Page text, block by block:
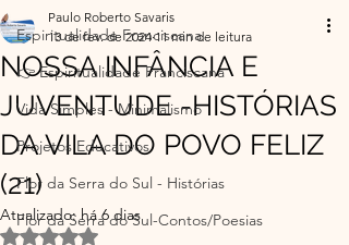
Espiritualidade Franciscana
👉 Espiritualidade Franciscana
Vida Simples - Minimalismo
Projetos Educativos
Flor da Serra do Sul - Histórias
Flor da Serra do Sul-Contos/Poesias
NOSSA INFÂNCIA E
JUVENTUDE -HISTÓRIAS
DA VILA DO POVO FELIZ
(21)
Paulo Roberto Savaris
13 de fev. de 2024 11 min de leitura
Atualizado:há 6 dias
Avaliado com NaN de 5 estrelas.